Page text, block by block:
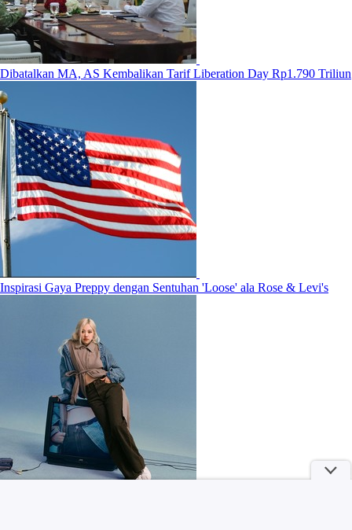
Dibatalkan MA, AS Kembalikan Tarif Liberation Day Rp1.790 Triliun
Inspirasi Gaya Preppy dengan Sentuhan 'Loose' ala Rose & Levi's